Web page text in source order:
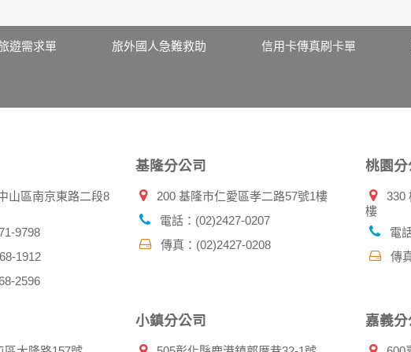
服器自行產生的相關記錄，包括您使用連線設備的 IP 位址、使用時間
歸納使用者瀏覽器在本網站內部所瀏覽的網頁，除非您願意告知您的
商業性資料或電子郵件給您。本公司除了在該資料或電子郵件上註明
的個人識別資料：
站上的行為違反本公司旗下網站的會員條款或產品、服務的特定使用指
他使用者的帳號資料。若您有相關法律上問題需查閱他人資料時，請務
防止他人讀取您的個人資料。
遊需求單 旅外國人急難救助 信用卡傳真刷卡單
山區南京東路二段8
9798
1912
2596
基隆分公司
200 基隆市仁愛區孝二路57號1樓
電話：(02)2427-0207
傳真：(02)2427-0208
桃園分
330
樓
電
傳
小鎮分公司 嘉義分